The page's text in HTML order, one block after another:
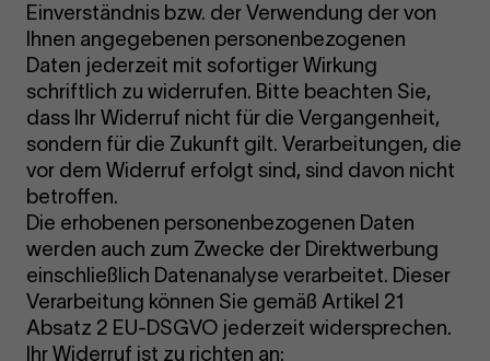
Einverständnis bzw. der Verwendung der von
Ihnen angegebenen personenbezogenen
Daten jederzeit mit sofortiger Wirkung
schriftlich zu widerrufen. Bitte beachten Sie,
dass Ihr Widerruf nicht für die Vergangenheit,
sondern für die Zukunft gilt. Verarbeitungen, die
vor dem Widerruf erfolgt sind, sind davon nicht
betroffen.
Die erhobenen personenbezogenen Daten
werden auch zum Zwecke der Direktwerbung
einschließlich Datenanalyse verarbeitet. Dieser
Verarbeitung können Sie gemäß Artikel 21
Absatz 2 EU-DSGVO jederzeit widersprechen.
Ihr Widerruf ist zu richten an: